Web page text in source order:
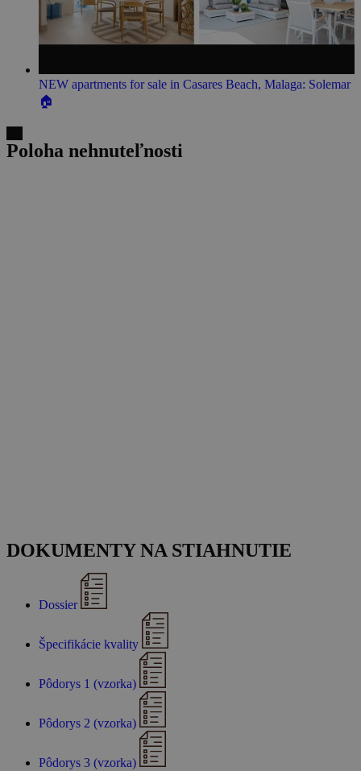
NEW apartments for sale in Casares Beach, Malaga: Solemar
🏠
Poloha nehnuteľnosti
DOKUMENTY NA STIAHNUTIE
Dossier
Špecifikácie kvality
Pôdorys 1 (vzorka)
Pôdorys 2 (vzorka)
Pôdorys 3 (vzorka)